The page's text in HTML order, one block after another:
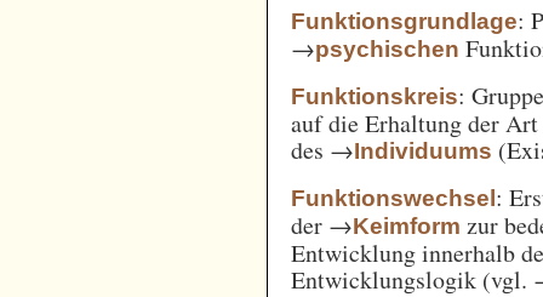
Funktionsgrundlage:
→psychischen
Funktionskreis:
auf die Erhaltung der
des →Individuums
Funktionswechsel:
der →Keimform zur
Entwicklung innerhalb
Entwicklungslogik